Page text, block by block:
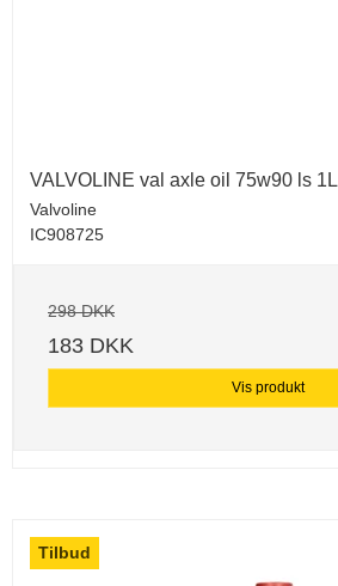
VALVOLINE val axle oil 75w90 ls 1L
Valvoline
IC908725
298 DKK
183 DKK
Vis produkt
Tilbud